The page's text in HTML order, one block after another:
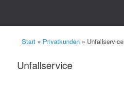
Start» Privatkunden» Unfallservice
Unfallservice